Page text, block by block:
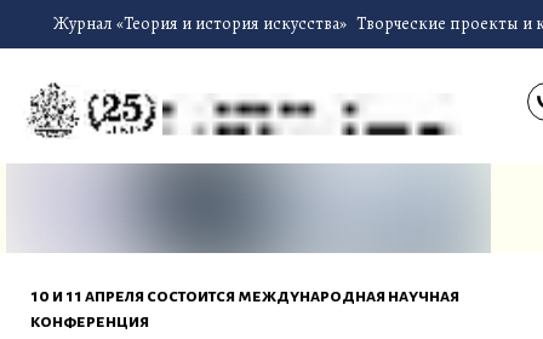
Журнал «Теория и история искусства» Творческие проекты и
10 и 11 апреля состоится международная научная
конференция